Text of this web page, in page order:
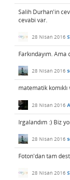
Salih Durhan'in
cevabi var.
28 Nisan 2016
Farkındayım. Ama
28 Nisan 2016
matematik komıklı
28 Nisan 2016
Irgalandım :) Biz
28 Nisan 2016
Foton'dan tam
28 Nisan 2016